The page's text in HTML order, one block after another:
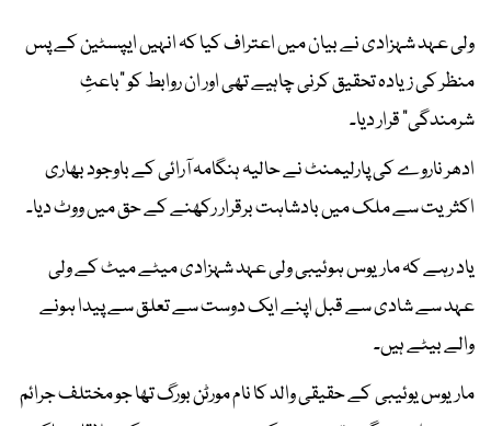
ولی عہد شہزادی نے بیان میں اعتراف کیا کہ انہیں ایپسٹین کے پس
منظر کی زیادہ تحقیق کرنی چاہیے تھی اور ان روابط کو “باعثِ
شرمندگی” قرار دیا۔
ادھر ناروے کی پارلیمنٹ نے حالیہ ہنگامہ آرائی کے باوجود بھاری
اکثریت سے ملک میں بادشاہت برقرار رکھنے کے حق میں ووٹ دیا۔
یاد رہے کہ ماریوس ہوئیبی ولی عہد شہزادی میٹے میٹ کے ولی
عہد سے شادی سے قبل اپنے ایک دوست سے تعلق سے پیدا ہونے
والے بیٹے ہیں۔
ماریوس یوئیبی کے حقیقی والد کا نام مورٹن بورگ تھا جو مختلف جرائم